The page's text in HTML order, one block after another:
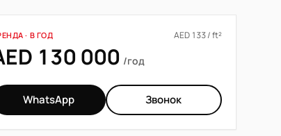
· В ГОД AED 133 / ft²
130 000 /год
WhatsApp Звонок